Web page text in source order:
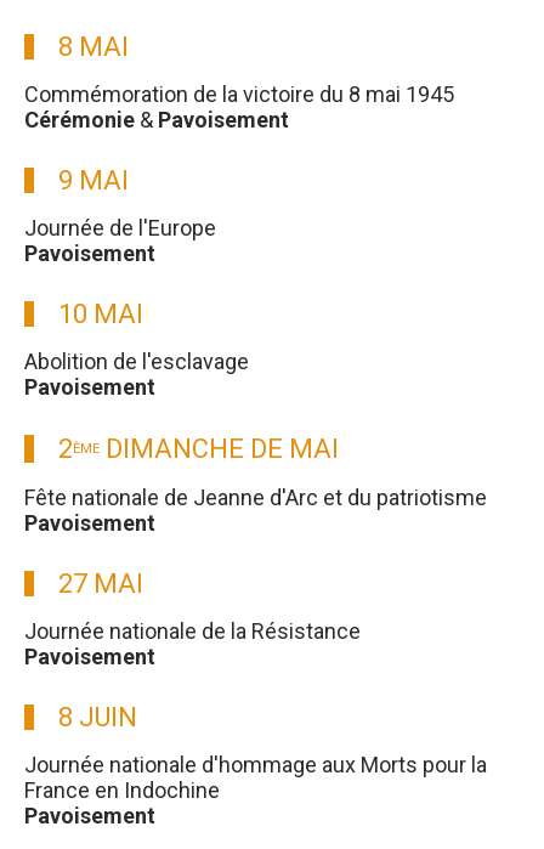
8 MAI
Commémoration de la victoire du 8 mai 1945
Cérémonie & Pavoisement
9 MAI
Journée de l'Europe
Pavoisement
10 MAI
Abolition de l'esclavage
Pavoisement
2ÈME DIMANCHE DE MAI
Fête nationale de Jeanne d'Arc et du patriotisme
Pavoisement
27 MAI
Journée nationale de la Résistance
Pavoisement
8 JUIN
Journée nationale d'hommage aux Morts pour la
France en Indochine
Pavoisement